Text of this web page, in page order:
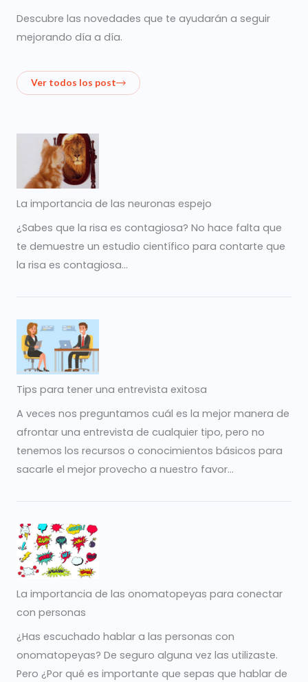
Descubre las novedades que te ayudarán a seguir
mejorando día a día.
Ver todos los post
La importancia de las neuronas espejo
¿Sabes que la risa es contagiosa? No hace falta que
te demuestre un estudio científico para contarte que
la risa es contagiosa…
Tips para tener una entrevista exitosa
A veces nos preguntamos cuál es la mejor manera de
afrontar una entrevista de cualquier tipo, pero no
tenemos los recursos o conocimientos básicos para
sacarle el mejor provecho a nuestro favor...
La importancia de las onomatopeyas para conectar
con personas
¿Has escuchado hablar a las personas con
onomatopeyas? De seguro alguna vez las utilizaste.
Pero ¿Por qué es importante que sepas que hablar de